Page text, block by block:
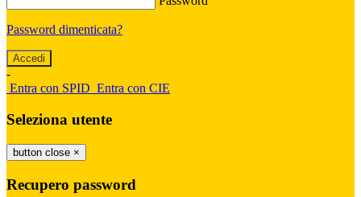
Password dimenticata?
-
Entra con SPID Entra con CIE
Seleziona utente
button close ×
Recupero password